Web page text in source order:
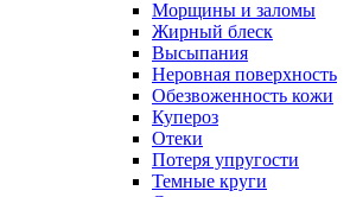
Морщины и заломы
Жирный блеск
Высыпания
Неровная поверхность
Обезвоженность кожи
Купероз
Отеки
Потеря упругости
Темные круги